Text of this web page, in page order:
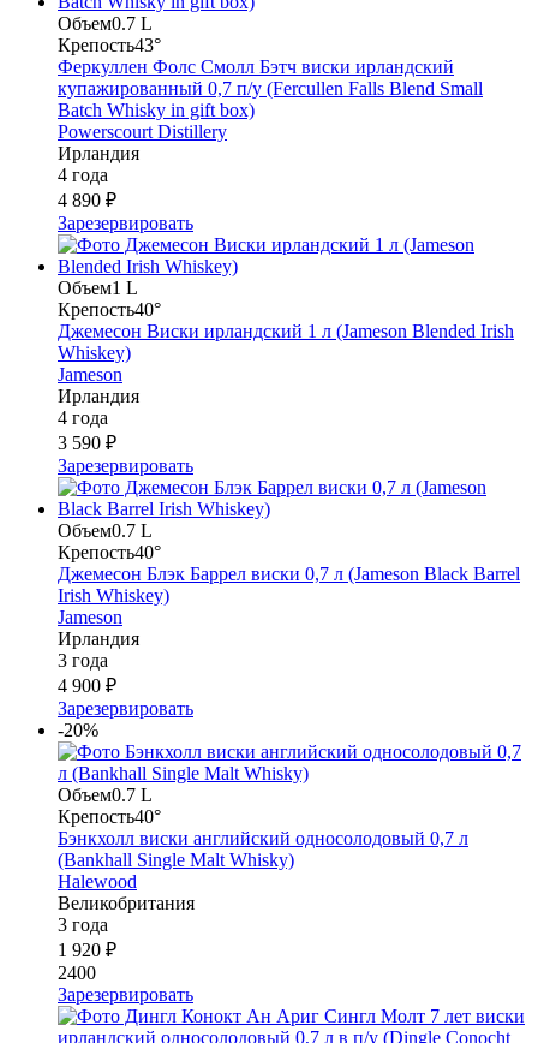
Объем0.7 L
Крепость43°
Феркуллен Фолс Смолл Бэтч виски ирландский
купажированный 0,7 п/у (Fercullen Falls Blend Small
Batch Whisky in gift box)
Powerscourt Distillery
Ирландия
4 года
4 890 ₽
Зарезервировать
Объем1 L
Крепость40°
Джемесон Виски ирландский 1 л (Jameson Blended Irish
Whiskey)
Jameson
Ирландия
4 года
3 590 ₽
Зарезервировать
Объем0.7 L
Крепость40°
Джемесон Блэк Баррел виски 0,7 л (Jameson Black Barrel
Irish Whiskey)
Jameson
Ирландия
3 года
4 900 ₽
Зарезервировать
-20%
Объем0.7 L
Крепость40°
Бэнкхолл виски английский односолодовый 0,7 л
(Bankhall Single Malt Whisky)
Halewood
Великобритания
3 года
1 920 ₽
2400
Зарезервировать